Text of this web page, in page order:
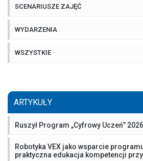
SCENARIUSZE ZAJĘĆ
WYDARZENIA
WSZYSTKIE
ARTYKUŁY
Ruszył Program „Cyfrowy Uczeń”
Robotyka VEX jako wsparcie
praktyczna edukacja kompetencji